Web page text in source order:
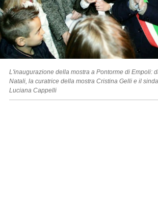
L'inaugurazione della mostra a Pontorme di Empoli:
Natali, la curatrice della mostra Cristina Gelli e il
Luciana Cappelli